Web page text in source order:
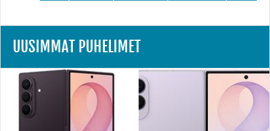
UUSIMMAT PUHELIMET